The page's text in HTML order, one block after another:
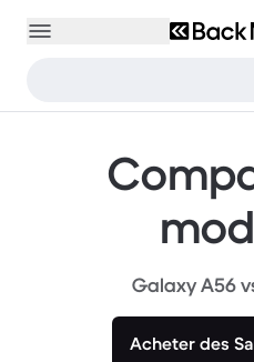
Galaxy A56
Acheter des